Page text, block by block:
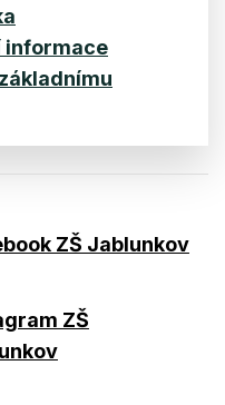
informace
ZŠ Jablunkov
ZŠ